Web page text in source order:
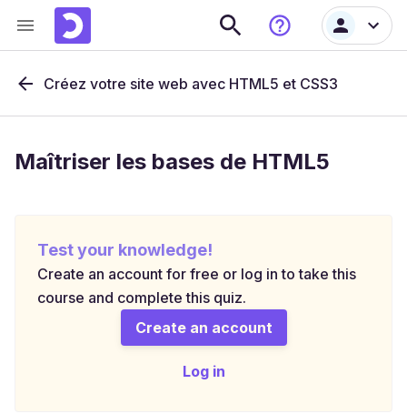
Créez votre site web avec HTML5 et CSS3
Maîtriser les bases de HTML5
Test your knowledge!
Create an account for free or log in to take this
course and complete this quiz.
Create an account
Log in